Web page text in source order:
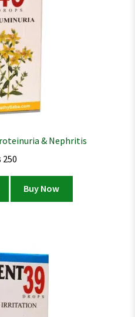
& Nephritis
250
Buy Now